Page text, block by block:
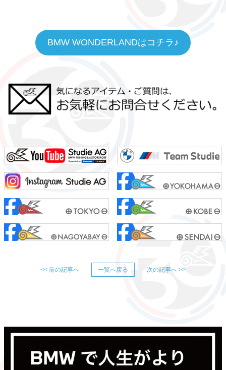
BMW WONDERLANDはコチラ♪
<< 前の記事へ 一覧へ戻る 次の記事へ >>